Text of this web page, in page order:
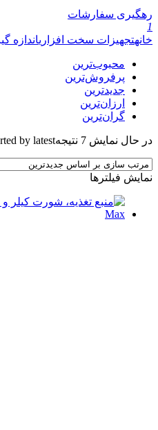
رهگیری سفارشات
1
خانهتجهیزات سخت افزاریاندازه
محبوب‌ترین
پرفروش‌ترین
جدیدترین
ارزان‌ترین
گران‌ترین
در حال نمایش 7 نتیجه by latest
نمایش فیلترها